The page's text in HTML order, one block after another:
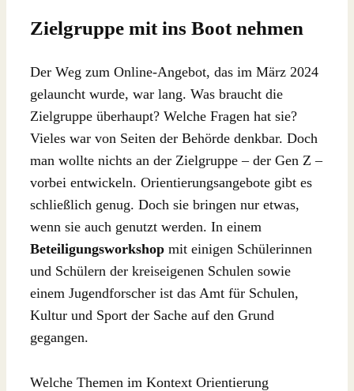
Zielgruppe mit ins Boot nehmen
Der Weg zum Online-Angebot, das im März 2024
gelauncht wurde, war lang. Was braucht die
Zielgruppe überhaupt? Welche Fragen hat sie?
Vieles war von Seiten der Behörde denkbar. Doch
man wollte nichts an der Zielgruppe – der Gen Z –
vorbei entwickeln. Orientierungsangebote gibt es
schließlich genug. Doch sie bringen nur etwas,
wenn sie auch genutzt werden. In einem
Beteiligungsworkshop mit einigen Schülerinnen
und Schülern der kreiseigenen Schulen sowie
einem Jugendforscher ist das Amt für Schulen,
Kultur und Sport der Sache auf den Grund
gegangen.
Welche Themen im Kontext Orientierung